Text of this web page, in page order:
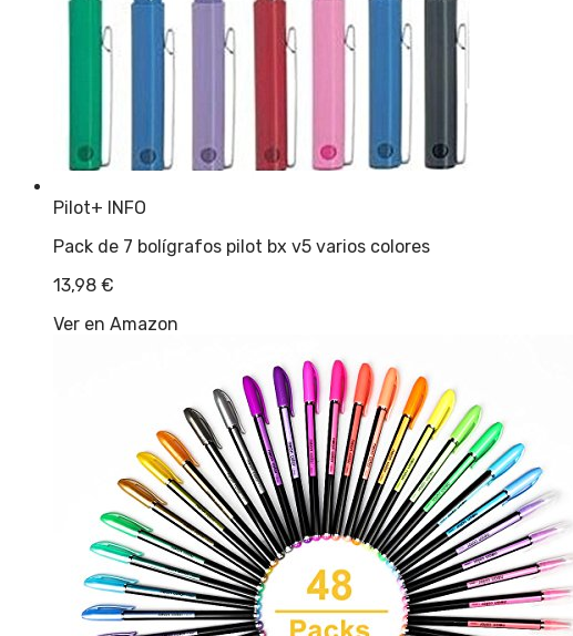
Pilot+ INFO
Pack de 7 bolígrafos pilot bx v5 varios colores
13,98 €
Ver en Amazon